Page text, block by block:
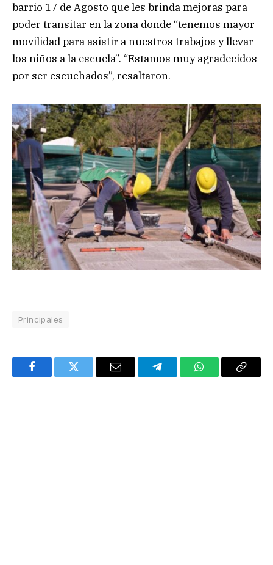
barrio 17 de Agosto que les brinda mejoras para
poder transitar en la zona donde “tenemos mayor
movilidad para asistir a nuestros trabajos y llevar
los niños a la escuela”. “Estamos muy agradecidos
por ser escuchados”, resaltaron.
Principales
FacebookTwitter Email TelegramWhatsAppCopy